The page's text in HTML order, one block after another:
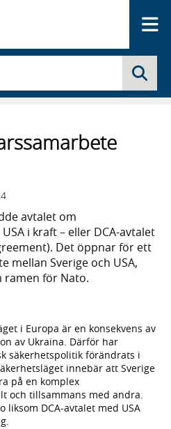
avtalet om
i kraft – eller DCA-avtalet
Det öppnar för ett
mellan Sverige och USA,
ramen för Nato.
i Europa är en konsekvens av
av Ukraina. Därför har
säkerhetspolitik förändrats i
innebär att Sverige
på en komplex
och tillsammans med andra.
liksom DCA-avtalet med USA